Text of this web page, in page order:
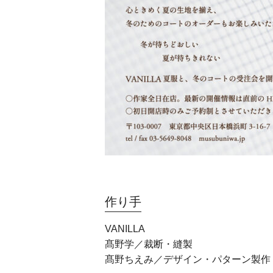
作り手
VANILLA
髙野学／裁断・縫製
髙野ちえみ／デザイン・パターン製作